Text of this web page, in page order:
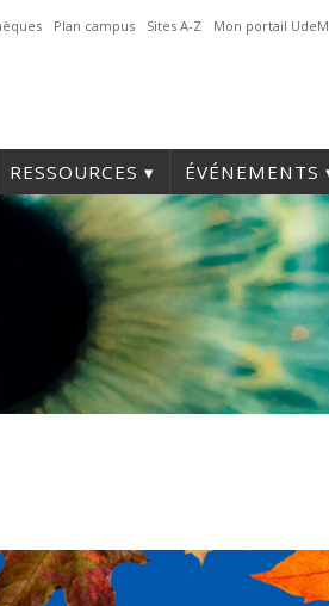
Plan campus Sites A-Z Mon portail UdeM
RESSOURCES ÉVÉNEMENTS